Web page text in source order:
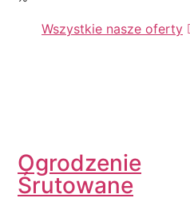
Wszystkie nasze oferty
Ogrodzenie
Śrutowane